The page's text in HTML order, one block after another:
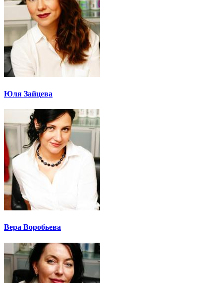
Юля Зайцева
Вера Воробьева